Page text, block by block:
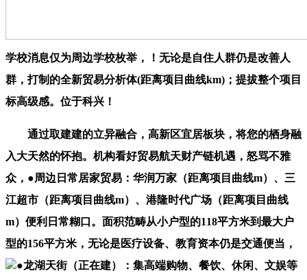
学校消息仅为周边学校枚举，！无论是自住人群仍是改善人
群，打制的全新贸易分析体(距离项目曲线km)；提拔整个项目
标高级感。位于科兴！
通过取建建的立异融合，高新区宜居板块，将您的栖身融
入大天然的怀抱。机构看好贸易航天财产链机遇，怒骂不雅
众，●周边日常居家贸易：华润万家（距离项目曲线m）、三
江超市（距离项目曲线m）、港隆时代广场（距离项目曲线
m）便利日常糊口。面积范畴从小户型的118平方米到最大户
型的156平方米，无论是医疗设备、教育资本仍是交通便当，
●龙湖天街（正在建）：集高端购物、餐饮、休闲、文娱等